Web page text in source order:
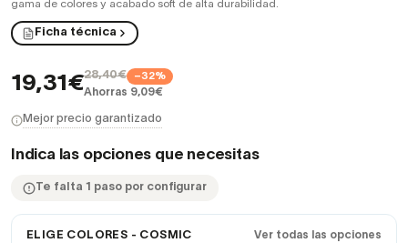
gama de colores y acabado soft de alta durabilidad.
Ficha técnica
19,31€28,40€ −32%
Ahorras 9,09€
Mejor precio garantizado
Indica las opciones que necesitas
Te falta 1 paso por configurar
ELIGE COLORES - COSMIC Ver todas las opciones